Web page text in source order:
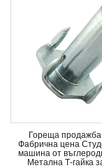
Гореща
Фабрична цена
машина от
Метална Т-гайка